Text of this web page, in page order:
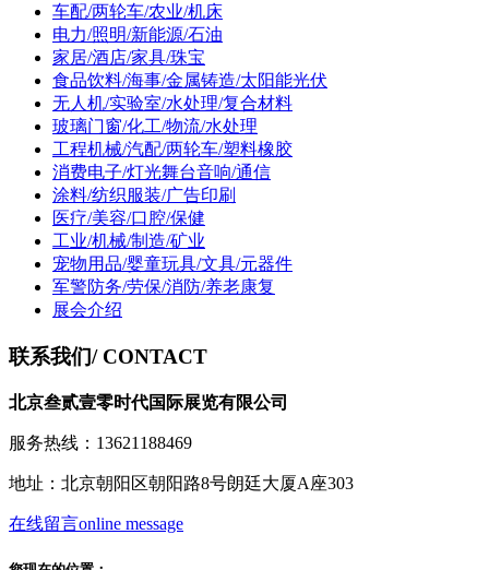
车配/两轮车/农业/机床
电力/照明/新能源/石油
家居/酒店/家具/珠宝
食品饮料/海事/金属铸造/太阳能光伏
无人机/实验室/水处理/复合材料
玻璃门窗/化工/物流/水处理
工程机械/汽配/两轮车/塑料橡胶
消费电子/灯光舞台音响/通信
涂料/纺织服装/广告印刷
医疗/美容/口腔/保健
工业/机械/制造/矿业
宠物用品/婴童玩具/文具/元器件
军警防务/劳保/消防/养老康复
展会介绍
联系我们/ CONTACT
北京叁贰壹零时代国际展览有限公司
服务热线：13621188469
地址：北京朝阳区朝阳路8号朗廷大厦A座303
在线留言online message